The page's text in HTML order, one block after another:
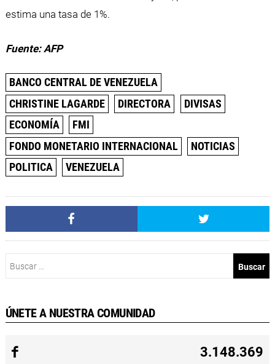
estima una tasa de 1%.
Fuente: AFP
BANCO CENTRAL DE VENEZUELA
CHRISTINE LAGARDE
DIRECTORA
DIVISAS
ECONOMÍA
FMI
FONDO MONETARIO INTERNACIONAL
NOTICIAS
POLITICA
VENEZUELA
ÚNETE A NUESTRA COMUNIDAD
3.148.369